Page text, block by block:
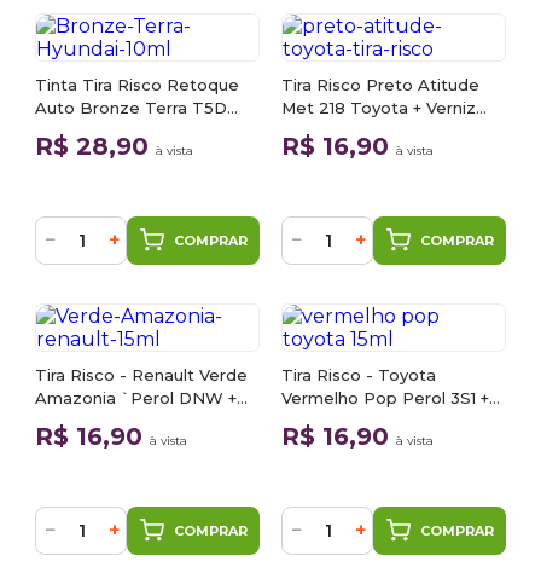
Tinta Tira Risco Retoque
Auto Bronze Terra T5D
Hyundai 100ml
R$ 28,90 à vista
− + COMPRAR
Tira Risco Preto Atitude
Met 218 Toyota + Verniz
15ml
R$ 16,90 à vista
− + COMPRAR
Tira Risco - Renault Verde
Amazonia `Perol DNW +
Verniz 15ml
R$ 16,90 à vista
− + COMPRAR
Tira Risco - Toyota
Vermelho Pop Perol 3S1 +
Verniz 15ml
R$ 16,90 à vista
− + COMPRAR